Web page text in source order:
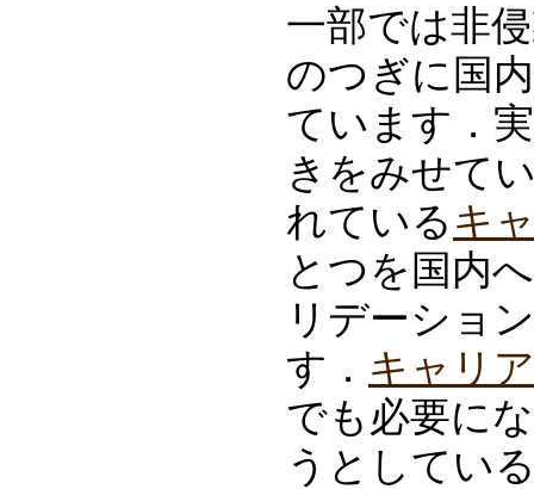
一部では非
のつぎに国
ています．
きをみせて
れている キ
とつを国内
リデーショ
す． キャリ
でも必要に
うとしてい